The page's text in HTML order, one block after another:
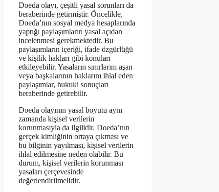
Doeda olayı, çeşitli yasal sorunları da
beraberinde getirmiştir. Öncelikle,
Doeda’nın sosyal medya hesaplarında
yaptığı paylaşımların yasal açıdan
incelenmesi gerekmektedir. Bu
paylaşımların içeriği, ifade özgürlüğü
ve kişilik hakları gibi konuları
etkileyebilir. Yasaların sınırlarını aşan
veya başkalarının haklarını ihlal eden
paylaşımlar, hukuki sonuçları
beraberinde getirebilir.
Doeda olayının yasal boyutu aynı
zamanda kişisel verilerin
korunmasıyla da ilgilidir. Doeda’nın
gerçek kimliğinin ortaya çıkması ve
bu bilginin yayılması, kişisel verilerin
ihlal edilmesine neden olabilir. Bu
durum, kişisel verilerin korunması
yasaları çerçevesinde
değerlendirilmelidir.